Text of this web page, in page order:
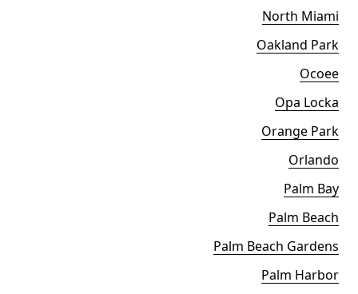
North Miami
Oakland Park
Ocoee
Opa Locka
Orange Park
Orlando
Palm Bay
Palm Beach
Palm Beach Gardens
Palm Harbor